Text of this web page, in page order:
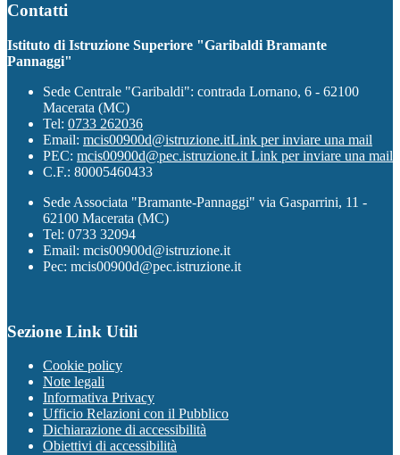
Contatti
Istituto di Istruzione Superiore "Garibaldi Bramante
Pannaggi"
Sede Centrale "Garibaldi": contrada Lornano, 6 - 62100
Macerata (MC)
Tel: 0733 262036
Email: mcis00900d@istruzione.itLink per inviare una mail
PEC: mcis00900d@pec.istruzione.it Link per inviare una mail
C.F.: 80005460433
Sede Associata "Bramante-Pannaggi" via Gasparrini, 11 -
62100 Macerata (MC)
Tel: 0733 32094
Email: mcis00900d@istruzione.it
Pec: mcis00900d@pec.istruzione.it
Sezione Link Utili
Cookie policy
Note legali
Informativa Privacy
Ufficio Relazioni con il Pubblico
Dichiarazione di accessibilità
Obiettivi di accessibilità